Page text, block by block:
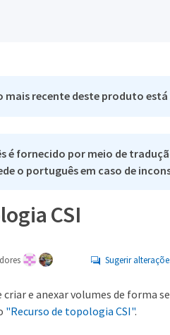
mais recente deste produto
é fornecido por meio de
o português em caso de
CSI
Sugerir
e anexar volumes de forma
"Recurso de topologia CSI".